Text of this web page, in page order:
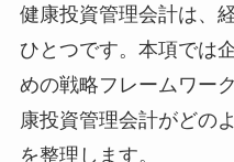
健康投資管理会計は、
ひとつです。本項では
めの戦略フレームワー
康投資管理会計がどの
を整理します。